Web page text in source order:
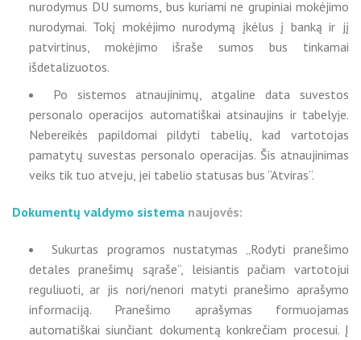
nurodymus DU sumoms, bus kuriami ne grupiniai mokėjimo
nurodymai. Tokį mokėjimo nurodymą įkėlus į banką ir jį
patvirtinus, mokėjimo išraše sumos bus tinkamai
išdetalizuotos.
Po sistemos atnaujinimų, atgaline data suvestos
personalo operacijos automatiškai atsinaujins ir tabelyje.
Nebereikės papildomai pildyti tabelių, kad vartotojas
pamatytų suvestas personalo operacijas. Šis atnaujinimas
veiks tik tuo atveju, jei tabelio statusas bus “Atviras“.
Dokumentų valdymo sistema naujovės:
Sukurtas programos nustatymas „Rodyti pranešimo
detales pranešimų sąraše“, leisiantis pačiam vartotojui
reguliuoti, ar jis nori/nenori matyti pranešimo aprašymo
informaciją. Pranešimo aprašymas formuojamas
automatiškai siunčiant dokumentą konkrečiam procesui. Į